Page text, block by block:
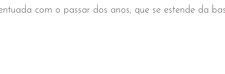
com o passar dos anos, que se estende da